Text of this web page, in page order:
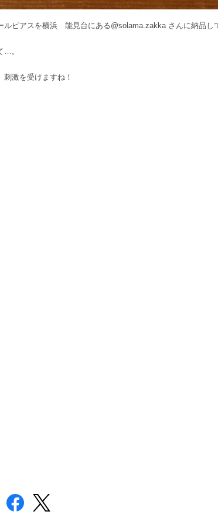
ルピアスを横浜 能見台にある@solama.zakka さんに納品し
…。
激を受けますね！